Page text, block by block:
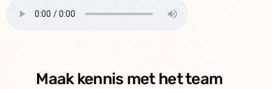
Maak kennis met het team